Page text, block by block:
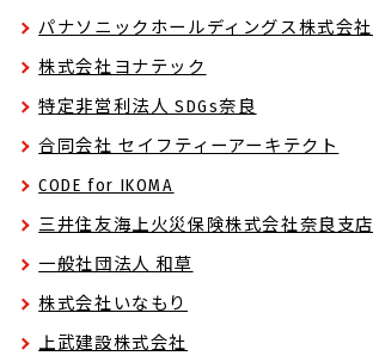
パナソニックホールディングス株式会社
株式会社ヨナテック
特定非営利法人 SDGs奈良
合同会社 セイフティーアーキテクト
CODE for IKOMA
三井住友海上火災保険株式会社奈良支店
一般社団法人 和草
株式会社いなもり
上武建設株式会社